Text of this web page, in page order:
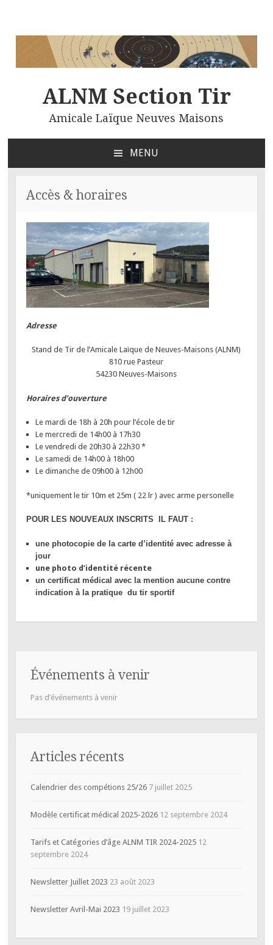
ALNM Section Tir
Amicale Laïque Neuves Maisons
MENU
CONTENU
PRINCIPAL
Accès & horaires
Adresse
Stand de Tir de l’Amicale Laïque de Neuves-Maisons (ALNM)
810 rue Pasteur
54230 Neuves-Maisons
Horaires d’ouverture
Le mardi de 18h à 20h pour l’école de tir
Le mercredi de 14h00 à 17h30
Le vendredi de 20h30 à 22h30 *
Le samedi de 14h00 à 18h00
Le dimanche de 09h00 à 12h00
*uniquement le tir 10m et 25m ( 22 lr ) avec arme personelle
POUR LES NOUVEAUX INSCRITS IL FAUT :
une photocopie de la carte d’identité avec adresse à
jour
une photo d’identité récente
un certificat médical avec la mention aucune contre
indication à la pratique du tir sportif
Événements à venir
Pas d’événements à venir
Articles récents
Calendrier des compétions 25/26 7 juillet 2025
Modèle certificat médical 2025-2026 12 septembre 2024
Tarifs et Catégories d’âge ALNM TIR 2024-2025 12
septembre 2024
Newsletter Juillet 2023 23 août 2023
Newsletter Avril-Mai 2023 19 juillet 2023